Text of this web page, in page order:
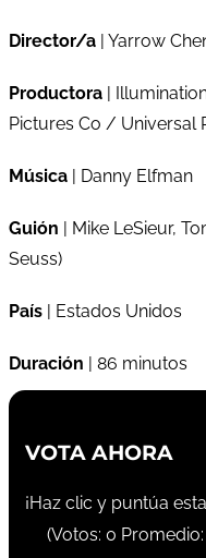
Director/a | Yarrow
Productora |
Pictures Co / Universal
Música | Danny Elfman
Guión | Mike LeSieur,
Seuss)
País | Estados Unidos
Duración | 86 minutos
VOTA AHORA
¡Haz clic y puntúa
(Votos: 0 Promedio: